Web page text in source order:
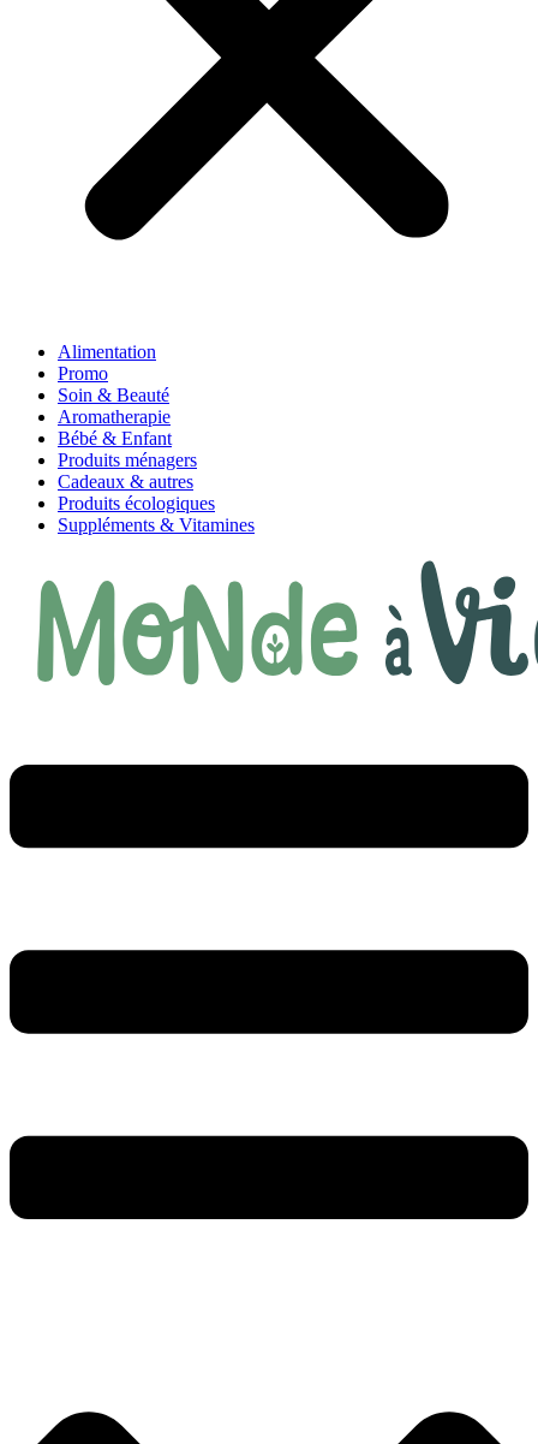
Alimentation
Promo
Soin & Beauté
Aromatherapie
Bébé & Enfant
Produits ménagers
Cadeaux & autres
Produits écologiques
Suppléments & Vitamines